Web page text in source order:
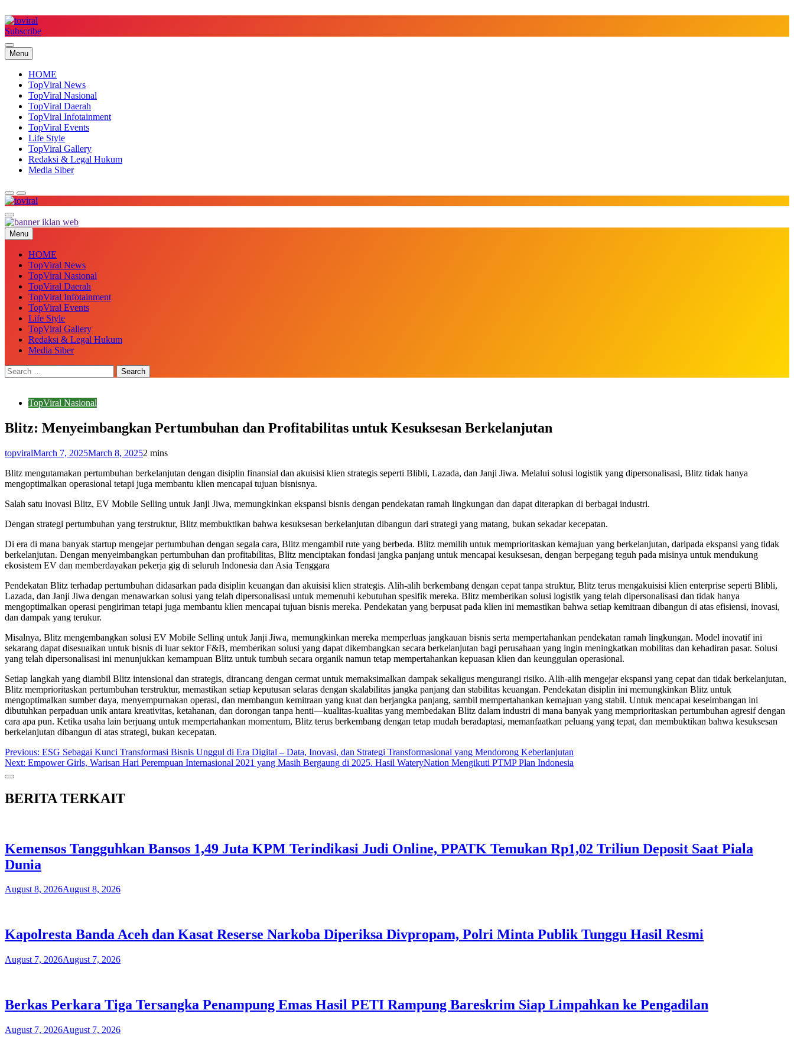
to
content
Subscribe
Menu
HOME
TopViral News
TopViral Nasional
TopViral Daerah
TopViral Infotainment
TopViral Events
Life Style
TopViral Gallery
Redaksi & Legal Hukum
Media Siber
Top Viral
Menu
HOME
TopViral News
TopViral Nasional
TopViral Daerah
TopViral Infotainment
TopViral Events
Life Style
TopViral Gallery
Redaksi & Legal Hukum
Media Siber
TopViral Nasional
Blitz: Menyeimbangkan Pertumbuhan dan Profitabilitas untuk Kesuksesan Berkelanjutan
topviralMarch 7, 2025March 8, 20252 mins
Blitz mengutamakan pertumbuhan berkelanjutan dengan disiplin finansial dan akuisisi klien strategis seperti Blibli, Lazada, dan Janji Jiwa. Melalui solusi logistik yang dipersonalisasi, Blitz tidak hanya
mengoptimalkan operasional tetapi juga membantu klien mencapai tujuan bisnisnya.
Salah satu inovasi Blitz, EV Mobile Selling untuk Janji Jiwa, memungkinkan ekspansi bisnis dengan pendekatan ramah lingkungan dan dapat diterapkan di berbagai industri.
Dengan strategi pertumbuhan yang terstruktur, Blitz membuktikan bahwa kesuksesan berkelanjutan dibangun dari strategi yang matang, bukan sekadar kecepatan.
Di era di mana banyak startup mengejar pertumbuhan dengan segala cara, Blitz mengambil rute yang berbeda. Blitz memilih untuk memprioritaskan kemajuan yang berkelanjutan, daripada ekspansi yang tidak
berkelanjutan. Dengan menyeimbangkan pertumbuhan dan profitabilitas, Blitz menciptakan fondasi jangka panjang untuk mencapai kesuksesan, dengan berpegang teguh pada misinya untuk mendukung
ekosistem EV dan memberdayakan pekerja gig di seluruh Indonesia dan Asia Tenggara
Pendekatan Blitz terhadap pertumbuhan didasarkan pada disiplin keuangan dan akuisisi klien strategis. Alih-alih berkembang dengan cepat tanpa struktur, Blitz terus mengakuisisi klien enterprise seperti Blibli,
Lazada, dan Janji Jiwa dengan menawarkan solusi yang telah dipersonalisasi untuk memenuhi kebutuhan spesifik mereka. Blitz memberikan solusi logistik yang telah dipersonalisasi dan tidak hanya
mengoptimalkan operasi pengiriman tetapi juga membantu klien mencapai tujuan bisnis mereka. Pendekatan yang berpusat pada klien ini memastikan bahwa setiap kemitraan dibangun di atas efisiensi, inovasi,
dan dampak yang terukur.
Misalnya, Blitz mengembangkan solusi EV Mobile Selling untuk Janji Jiwa, memungkinkan mereka memperluas jangkauan bisnis serta mempertahankan pendekatan ramah lingkungan. Model inovatif ini
sekarang dapat disesuaikan untuk bisnis di luar sektor F&B, memberikan solusi yang dapat dikembangkan secara berkelanjutan bagi perusahaan yang ingin meningkatkan mobilitas dan kehadiran pasar. Solusi
yang telah dipersonalisasi ini menunjukkan kemampuan Blitz untuk tumbuh secara organik namun tetap mempertahankan kepuasan klien dan keunggulan operasional.
Setiap langkah yang diambil Blitz intensional dan strategis, dirancang dengan cermat untuk memaksimalkan dampak sekaligus mengurangi risiko. Alih-alih mengejar ekspansi yang cepat dan tidak berkelanjutan,
Blitz memprioritaskan pertumbuhan terstruktur, memastikan setiap keputusan selaras dengan skalabilitas jangka panjang dan stabilitas keuangan. Pendekatan disiplin ini memungkinkan Blitz untuk
mengoptimalkan sumber daya, menyempurnakan operasi, dan membangun kemitraan yang kuat dan berjangka panjang, sambil mempertahankan kemajuan yang stabil. Untuk mencapai keseimbangan ini
dibutuhkan perpaduan unik antara kreativitas, ketahanan, dan dorongan tanpa henti—kualitas-kualitas yang membedakan Blitz dalam industri di mana banyak yang memprioritaskan pertumbuhan agresif dengan
cara apa pun. Ketika usaha lain berjuang untuk mempertahankan momentum, Blitz terus berkembang dengan tetap mudah beradaptasi, memanfaatkan peluang yang tepat, dan membuktikan bahwa kesuksesan
berkelanjutan dibangun di atas strategi, bukan kecepatan.
Post
navigation
Previous: ESG Sebagai Kunci Transformasi Bisnis Unggul di Era Digital – Data, Inovasi, dan Strategi Transformasional yang Mendorong Keberlanjutan
Next: Empower Girls, Warisan Hari Perempuan Internasional 2021 yang Masih Bergaung di 2025. Hasil WateryNation Mengikuti PTMP Plan Indonesia
BERITA TERKAIT
Kemensos Tangguhkan Bansos 1,49 Juta KPM Terindikasi Judi Online, PPATK Temukan Rp1,02 Triliun Deposit Saat Piala
Dunia
August 8, 2026August 8, 2026
Kapolresta Banda Aceh dan Kasat Reserse Narkoba Diperiksa Divpropam, Polri Minta Publik Tunggu Hasil Resmi
August 7, 2026August 7, 2026
Berkas Perkara Tiga Tersangka Penampung Emas Hasil PETI Rampung Bareskrim Siap Limpahkan ke Pengadilan
August 7, 2026August 7, 2026